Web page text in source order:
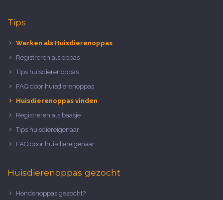
Tips
Werken als Huisdierenoppas
Registreren als oppas
Tips huisdierenoppas
FAQ door huisdierenoppas
Huisdierenoppas vinden
Registreren als baasje
Tips huisdiereigenaar
FAQ door huisdiereigenaar
Huisdierenoppas gezocht
Hondenoppas gezocht?